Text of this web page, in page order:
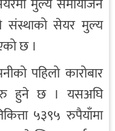
संस्थाको सेयर मुल्य
छ ।
पहिलो कारोबार
सुरु हुने छ । यसअघि
५३९५ रुपैयाँमा